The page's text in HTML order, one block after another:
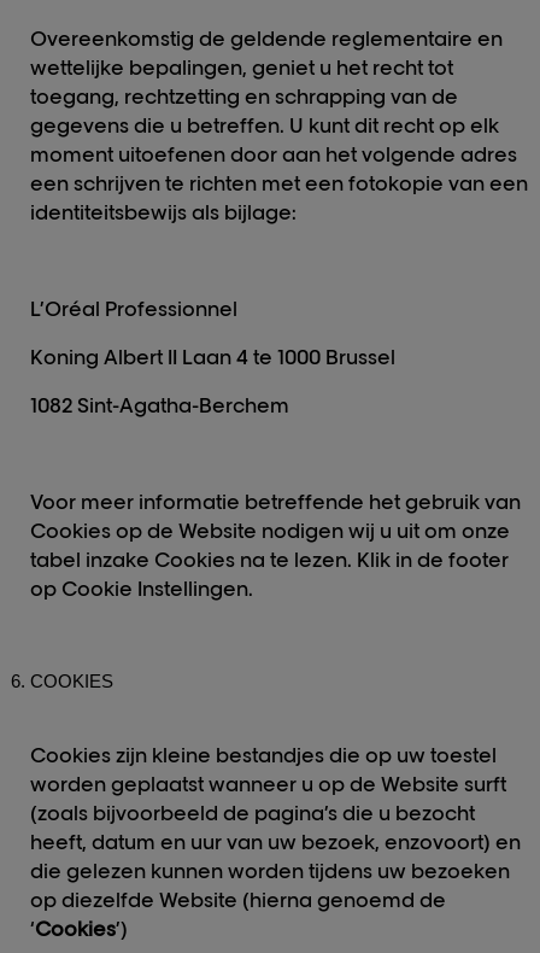
Overeenkomstig de geldende reglementaire en
wettelijke bepalingen, geniet u het recht tot
toegang, rechtzetting en schrapping van de
gegevens die u betreffen. U kunt dit recht op elk
moment uitoefenen door aan het volgende adres
een schrijven te richten met een fotokopie van een
identiteitsbewijs als bijlage:
L’Oréal Professionnel
Koning Albert II Laan 4 te 1000 Brussel
1082 Sint-Agatha-Berchem
Voor meer informatie betreffende het gebruik van
Cookies op de Website nodigen wij u uit om onze
tabel inzake Cookies na te lezen. Klik in de footer
op Cookie Instellingen.
COOKIES
Cookies zijn kleine bestandjes die op uw toestel
worden geplaatst wanneer u op de Website surft
(zoals bijvoorbeeld de pagina’s die u bezocht
heeft, datum en uur van uw bezoek, enzovoort) en
die gelezen kunnen worden tijdens uw bezoeken
op diezelfde Website (hierna genoemd de
‘Cookies’)